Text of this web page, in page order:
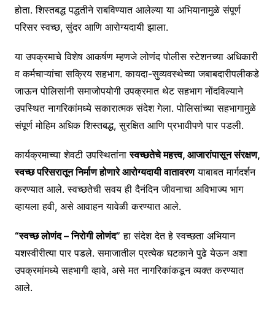
होता. शिस्तबद्ध पद्धतीने राबविण्यात आलेल्या या अभियानामुळे संपूर्ण
परिसर स्वच्छ, सुंदर आणि आरोग्यदायी झाला.
या उपक्रमाचे विशेष आकर्षण म्हणजे लोणंद पोलीस स्टेशनच्या अधिकारी
व कर्मचाऱ्यांचा सक्रिय सहभाग. कायदा-सुव्यवस्थेच्या जबाबदारीपलीकडे
जाऊन पोलिसांनी समाजोपयोगी उपक्रमात थेट सहभाग नोंदविल्याने
उपस्थित नागरिकांमध्ये सकारात्मक संदेश गेला. पोलिसांच्या सहभागामुळे
संपूर्ण मोहिम अधिक शिस्तबद्ध, सुरक्षित आणि प्रभावीपणे पार पडली.
कार्यक्रमाच्या शेवटी उपस्थितांनास्वच्छतेचे महत्त्व, आजारांपासून संरक्षण,
स्वच्छ परिसरातून निर्माण होणारे आरोग्यदायी वातावरणयाबाबत मार्गदर्शन
करण्यात आले. स्वच्छतेची सवय ही दैनंदिन जीवनाचा अविभाज्य भाग
व्हायला हवी, असे आवाहन यावेळी करण्यात आले.
“स्वच्छ लोणंद – निरोगी लोणंद” हा संदेश देत हे स्वच्छता अभियान
यशस्वीरीत्या पार पडले. समाजातील प्रत्येक घटकाने पुढे येऊन अशा
उपक्रमांमध्ये सहभागी व्हावे, असे मत नागरिकांकडून व्यक्त करण्यात
आले.